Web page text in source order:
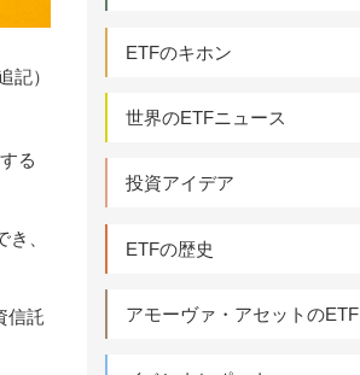
記）
る
、
信託
ETFのキホン
世界のETFニュース
投資アイデア
ETFの歴史
アモーヴァ・アセットのETF